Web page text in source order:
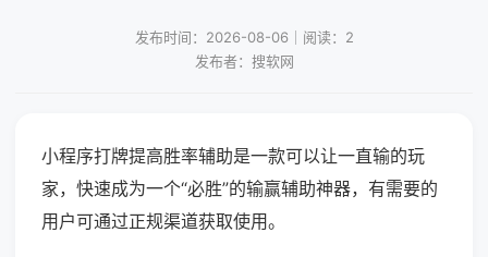
发布时间：2026-08-06｜阅读：2
发布者：搜软网
小程序打牌提高胜率辅助是一款可以让一直输的玩
家，快速成为一个“必胜”的输赢辅助神器，有需要的
用户可通过正规渠道获取使用。